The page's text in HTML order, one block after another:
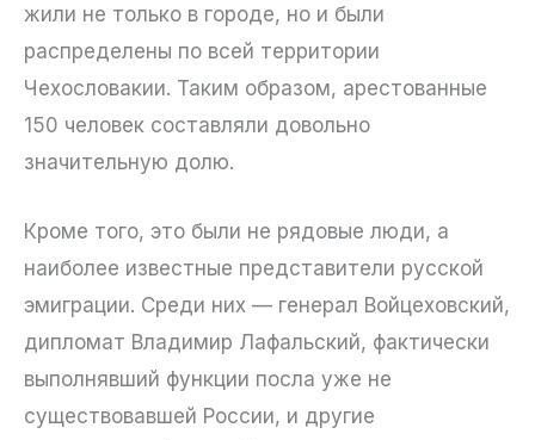
жили не только в городе, но и были
распределены по всей территории
Чехословакии. Таким образом, арестованные
150 человек составляли довольно
значительную долю.
Кроме того, это были не рядовые люди, а
наиболее известные представители русской
эмиграции. Среди них — генерал Войцеховский,
дипломат Владимир Лафальский, фактически
выполнявший функции посла уже не
существовавшей России, и другие